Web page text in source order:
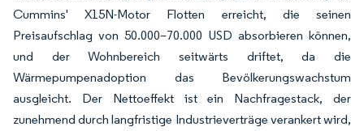
Cummins' X15N-Motor Flotten erreicht, die seinen
Preisaufschlag von 50.000–70.000 USD absorbieren können,
und der Wohnbereich seitwärts driftet, da die
Wärmepumpenadoption das Bevölkerungswachstum
ausgleicht. Der Nettoeffekt ist ein Nachfragestack, der
zunehmend durch langfristige Industrieverträge verankert wird,